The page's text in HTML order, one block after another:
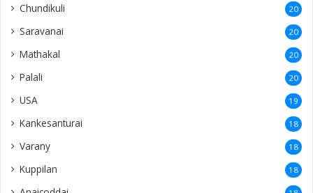
Chundikuli 20
Saravanai 20
Mathakal 20
Palali 20
USA 19
Kankesanturai 18
Varany 18
Kuppilan 18